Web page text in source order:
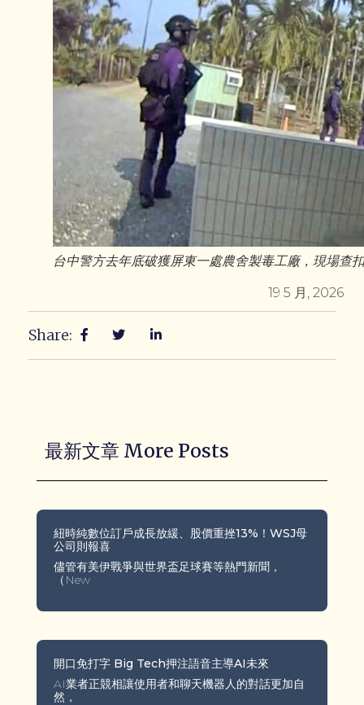
台中警方去年底破獲屏東一處農舍製毒工廠，現場
19 5 月, 2026
Share:
最新文章 More Posts
紐時純數位訂戶成長放緩、股價重挫13%！WSJ母
公司則報喜
儘管有美伊戰爭與世界盃足球賽等熱門新聞，
（New
開口免打字 Big Tech押注語音主導AI未來
AI業者正競相讓使用者和聊天機器人的對話更加自
然，